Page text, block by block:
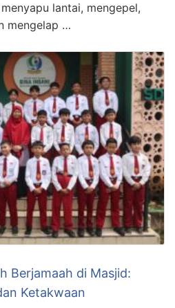
lantai, mengepel,
mengelap …
Berjamaah di Masjid:
Ketakwaan